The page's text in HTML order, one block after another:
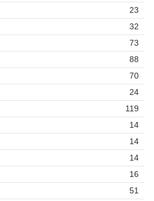
23
32
73
88
70
24
119
14
14
14
16
51